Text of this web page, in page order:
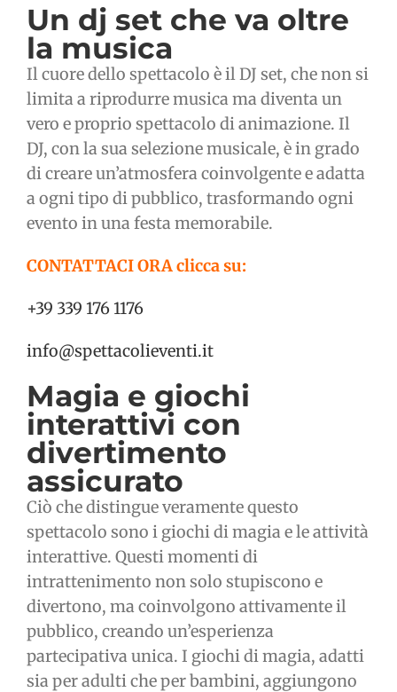
Un dj set che va oltre
la musica
Il cuore dello spettacolo è il DJ set, che non si
limita a riprodurre musica ma diventa un
vero e proprio spettacolo di animazione. Il
DJ, con la sua selezione musicale, è in grado
di creare un’atmosfera coinvolgente e adatta
a ogni tipo di pubblico, trasformando ogni
evento in una festa memorabile.
CONTATTACI ORA clicca su:
+39 339 176 1176
info@spettacolieventi.it
Magia e giochi
interattivi con
divertimento
assicurato
Ciò che distingue veramente questo
spettacolo sono i giochi di magia e le attività
interattive. Questi momenti di
intrattenimento non solo stupiscono e
divertono, ma coinvolgono attivamente il
pubblico, creando un’esperienza
partecipativa unica. I giochi di magia, adatti
sia per adulti che per bambini, aggiungono